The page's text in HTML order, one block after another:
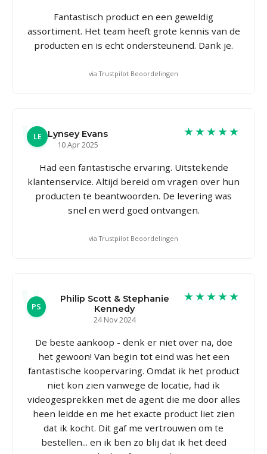
Fantastisch product en een geweldig
assortiment. Het team heeft grote kennis van de
producten en is echt ondersteunend. Dank je.
via Trustpilot Beoordelingen
LE
Lynsey Evans
10 Apr 2025
★★★★★
Had een fantastische ervaring. Uitstekende
klantenservice. Altijd bereid om vragen over hun
producten te beantwoorden. De levering was
snel en werd goed ontvangen.
via Trustpilot Beoordelingen
PS
Philip Scott & Stephanie
Kennedy
24 Nov 2024
★★★★★
De beste aankoop - denk er niet over na, doe
het gewoon! Van begin tot eind was het een
fantastische koopervaring. Omdat ik het product
niet kon zien vanwege de locatie, had ik
videogesprekken met de agent die me door alles
heen leidde en me het exacte product liet zien
dat ik kocht. Dit gaf me vertrouwen om te
bestellen... en ik ben zo blij dat ik het deed